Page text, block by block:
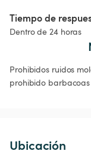
Tiempo de
Dentro de 24 horas
Prohibidos ruidos
prohibido barbacoas
Ubicación